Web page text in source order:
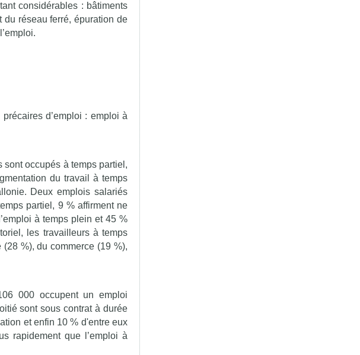
considérables : bâtiments
réseau ferré, épuration de
d’emploi : emploi à
sont occupés à temps partiel,
du travail à temps
Deux emplois salariés
partiel, 9 % affirment ne
à temps plein et 45 %
les travailleurs à temps
%), du commerce (19 %),
000 occupent un emploi
sont sous contrat à durée
et enfin 10 % d'entre eux
rapidement que l’emploi à